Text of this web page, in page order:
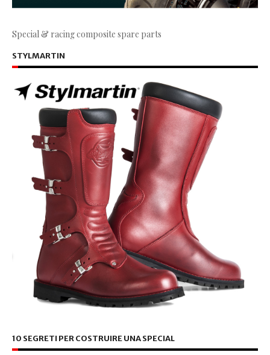
Special & racing composite spare parts
STYLMARTIN
10 SEGRETI PER COSTRUIRE UNA SPECIAL